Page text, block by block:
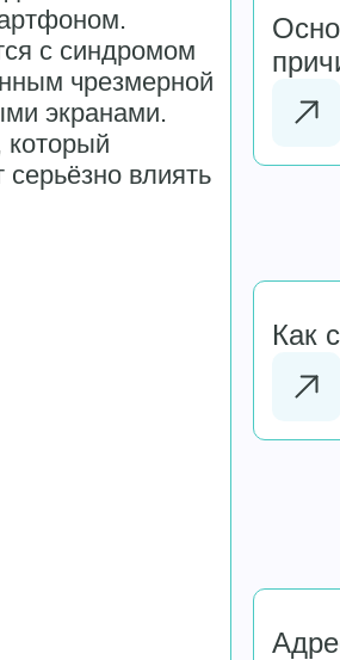
с синдромом
чрезмерной
экранами.
который
влиять
Как